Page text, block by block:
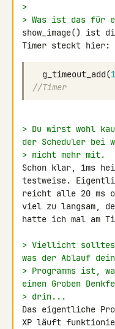
>
> Was ist das für
show_image() ist
Timer steckt hier:
g_timeout_add(1
//Timer
> Du wirst wohl
der Scheduler bei
> nicht mehr mit.
Schon klar, 1ms
testweise.
reicht alle 20 ms
viel zu langsam,
hatte ich mal am
> Viellicht solltest
was der Ablauf
> Programms ist,
einen Groben
> drin...
Das eigentliche
XP läuft